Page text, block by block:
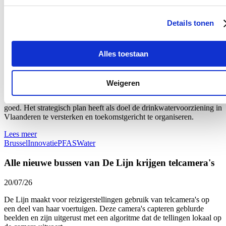
Details tonen
Alles toestaan
Weigeren
minister van Landbouw Jo Brouns (cd&v).
Vlaamse waterbedrijven zetten in op innovatie
20/07/26
De Vlaamse Regering keurde het Strategisch Plan
Waterbevoorrading – openbare drinkwatervoorziening 2026-2032
goed. Het strategisch plan heeft als doel de drinkwatervoorziening in
Vlaanderen te versterken en toekomstgericht te organiseren.
Lees meer
BrusselInnovatiePFASWater
Alle nieuwe bussen van De Lijn krijgen telcamera's
20/07/26
De Lijn maakt voor reizigerstellingen gebruik van telcamera's op
een deel van haar voertuigen. Deze camera's capteren geblurde
beelden en zijn uitgerust met een algoritme dat de tellingen lokaal op